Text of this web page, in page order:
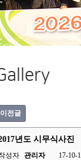
이전글
년도 시무식사진
성자 관리자 17-10-